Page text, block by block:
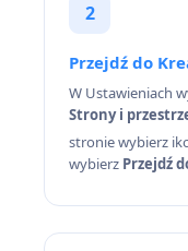
2
Przejdź do
W Ustawieniach
Strony i
stronie wybierz
wybierz Przejdź